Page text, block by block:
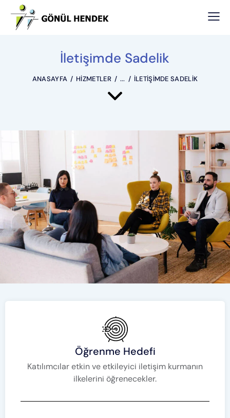
İletişimde Sadelik
ANASAYFA HIZMETLER ... İLETIŞIMDE SADELIK
Öğrenme Hedefi
Katılımcılar etkin ve etkileyici iletişim kurmanın
ilkelerini öğrenecekler.